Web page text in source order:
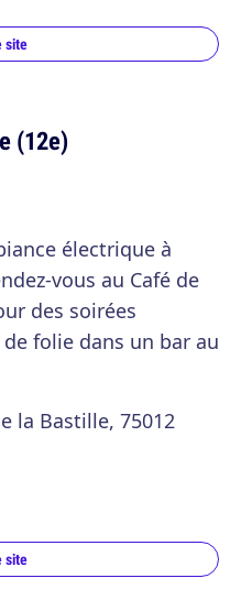
site
(12e)
électrique à
vous au Café de
des soirées
folie dans un bar au
la Bastille, 75012
site